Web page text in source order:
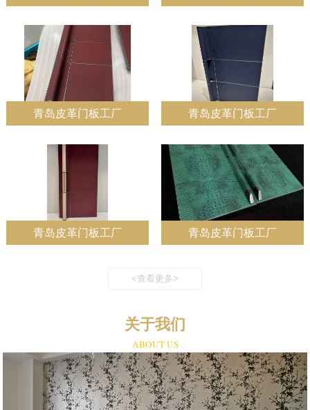
青岛皮革门板工厂 青岛皮革门板工厂
青岛皮革门板工厂 青岛皮革门板工厂
<查看更多>
关于我们
ABOUT US